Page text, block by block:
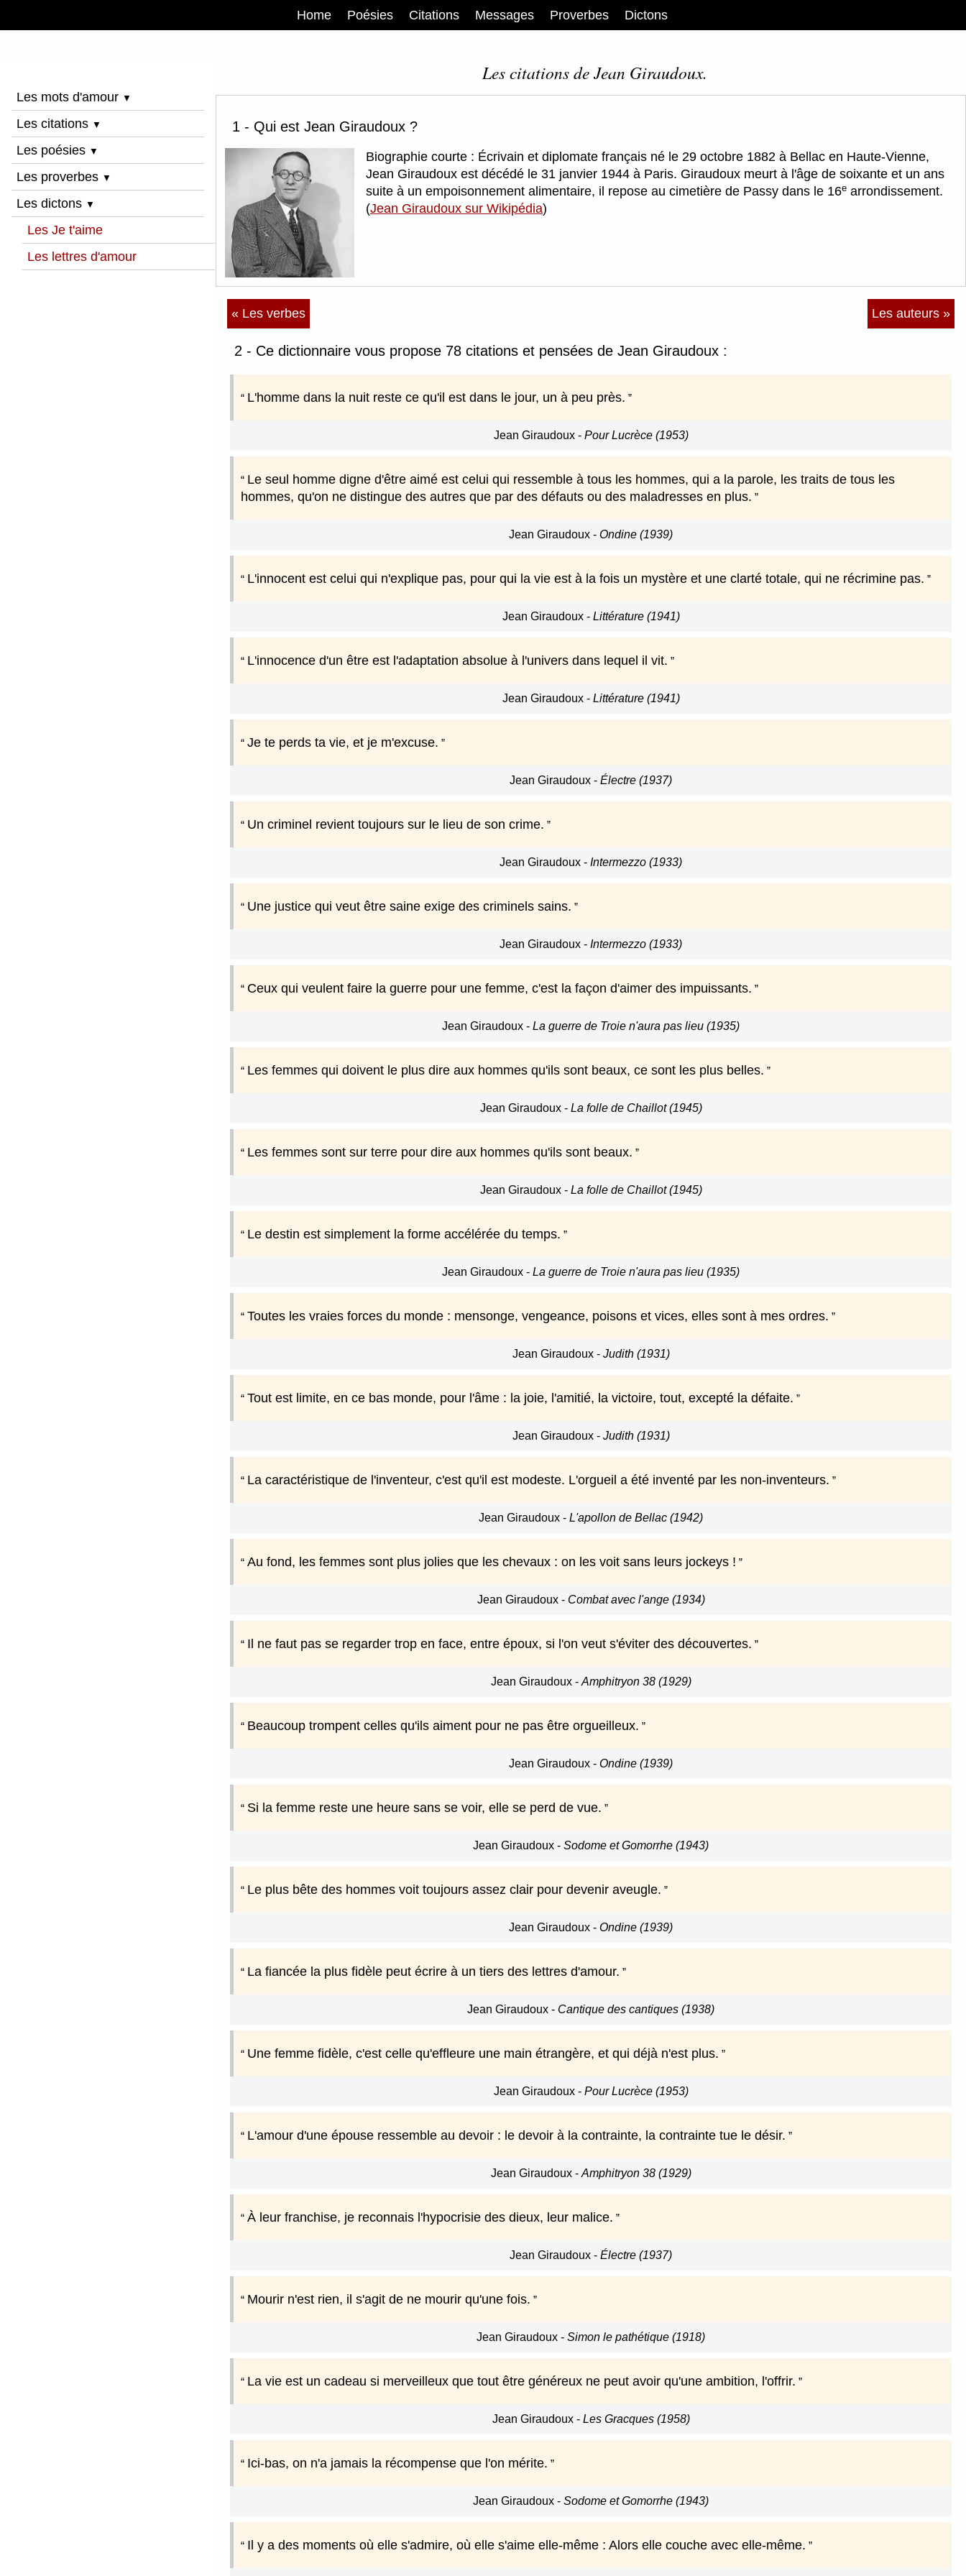
Home Poésies Citations Messages Proverbes Dictons
Les mots d'amour ▼
Les citations ▼
Les poésies ▼
Les proverbes ▼
Les dictons ▼
Les Je t'aime
Les lettres d'amour
Les citations de Jean Giraudoux.
1 - Qui est Jean Giraudoux ?
Biographie courte : Écrivain et diplomate français né le 29 octobre 1882 à Bellac en Haute-Vienne,
Jean Giraudoux est décédé le 31 janvier 1944 à Paris. Giraudoux meurt à l'âge de soixante et un ans
suite à un empoisonnement alimentaire, il repose au cimetière de Passy dans le 16e arrondissement.
(Jean Giraudoux sur Wikipédia)
« Les verbes Les auteurs »
2 - Ce dictionnaire vous propose 78 citations et pensées de Jean Giraudoux :
L'homme dans la nuit reste ce qu'il est dans le jour, un à peu près.
Jean Giraudoux- Pour Lucrèce (1953)
Le seul homme digne d'être aimé est celui qui ressemble à tous les hommes, qui a la parole, les traits de tous les
hommes, qu'on ne distingue des autres que par des défauts ou des maladresses en plus.
Jean Giraudoux - Ondine (1939)
L'innocent est celui qui n'explique pas, pour qui la vie est à la fois un mystère et une clarté totale, qui ne récrimine pas.
Jean Giraudoux- Littérature (1941)
L'innocence d'un être est l'adaptation absolue à l'univers dans lequel il vit.
Jean Giraudoux- Littérature (1941)
Je te perds ta vie, et je m'excuse.
Jean Giraudoux - Électre (1937)
Un criminel revient toujours sur le lieu de son crime.
Jean Giraudoux - Intermezzo (1933)
Une justice qui veut être saine exige des criminels sains.
Jean Giraudoux - Intermezzo (1933)
Ceux qui veulent faire la guerre pour une femme, c'est la façon d'aimer des impuissants.
Jean Giraudoux - La guerre de Troie n'aura pas lieu (1935)
Les femmes qui doivent le plus dire aux hommes qu'ils sont beaux, ce sont les plus belles.
Jean Giraudoux- La folle de Chaillot (1945)
Les femmes sont sur terre pour dire aux hommes qu'ils sont beaux.
Jean Giraudoux- La folle de Chaillot (1945)
Le destin est simplement la forme accélérée du temps.
Jean Giraudoux - La guerre de Troie n'aura pas lieu (1935)
Toutes les vraies forces du monde : mensonge, vengeance, poisons et vices, elles sont à mes ordres.
Jean Giraudoux- Judith (1931)
Tout est limite, en ce bas monde, pour l'âme : la joie, l'amitié, la victoire, tout, excepté la défaite.
Jean Giraudoux- Judith (1931)
La caractéristique de l'inventeur, c'est qu'il est modeste. L'orgueil a été inventé par les non-inventeurs.
Jean Giraudoux - L'apollon de Bellac (1942)
Au fond, les femmes sont plus jolies que les chevaux : on les voit sans leurs jockeys !
Jean Giraudoux- Combat avec l'ange (1934)
Il ne faut pas se regarder trop en face, entre époux, si l'on veut s'éviter des découvertes.
Jean Giraudoux- Amphitryon 38 (1929)
Beaucoup trompent celles qu'ils aiment pour ne pas être orgueilleux.
Jean Giraudoux - Ondine (1939)
Si la femme reste une heure sans se voir, elle se perd de vue.
Jean Giraudoux - Sodome et Gomorrhe (1943)
Le plus bête des hommes voit toujours assez clair pour devenir aveugle.
Jean Giraudoux - Ondine (1939)
La fiancée la plus fidèle peut écrire à un tiers des lettres d'amour.
Jean Giraudoux - Cantique des cantiques (1938)
Une femme fidèle, c'est celle qu'effleure une main étrangère, et qui déjà n'est plus.
Jean Giraudoux- Pour Lucrèce (1953)
L'amour d'une épouse ressemble au devoir : le devoir à la contrainte, la contrainte tue le désir.
Jean Giraudoux- Amphitryon 38 (1929)
À leur franchise, je reconnais l'hypocrisie des dieux, leur malice.
Jean Giraudoux - Électre (1937)
Mourir n'est rien, il s'agit de ne mourir qu'une fois.
Jean Giraudoux - Simon le pathétique (1918)
La vie est un cadeau si merveilleux que tout être généreux ne peut avoir qu'une ambition, l'offrir.
Jean Giraudoux- Les Gracques (1958)
Ici-bas, on n'a jamais la récompense que l'on mérite.
Jean Giraudoux - Sodome et Gomorrhe (1943)
Il y a des moments où elle s'admire, où elle s'aime elle-même : Alors elle couche avec elle-même.